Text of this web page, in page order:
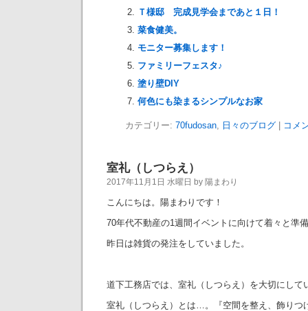
Ｔ様邸 完成見学会まであと１日！
菜食健美。
モニター募集します！
ファミリーフェスタ♪
塗り壁DIY
何色にも染まるシンプルなお家
カテゴリー: 70fudosan, 日々のブログ| コメ
室礼（しつらえ）
2017年11月1日 水曜日 by 陽まわり
こんにちは。陽まわりです！
70年代不動産の1週間イベントに向けて着々と準
昨日は雑貨の発注をしていました。
道下工務店では、室礼（しつらえ）を大切にして
室礼（しつらえ）とは…。『空間を整え、飾りつ